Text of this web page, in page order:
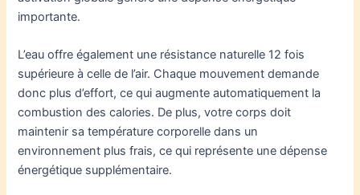
importante.
L’eau offre également une résistance naturelle 12 fois
supérieure à celle de l’air. Chaque mouvement demande
donc plus d’effort, ce qui augmente automatiquement la
combustion des calories. De plus, votre corps doit
maintenir sa température corporelle dans un
environnement plus frais, ce qui représente une dépense
énergétique supplémentaire.